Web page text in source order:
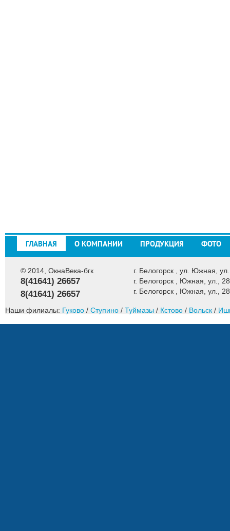
ГЛАВНАЯ О КОМПАНИИ ПРОДУКЦИЯ ФОТО
© 2014, ОкнаВека-бгк
8(41641) 26657
8(41641) 26657
г. Белогорск , ул. Южная,
г. Белогорск , Южная, ул., 28
г. Белогорск , Южная, ул., 28
Наши филиалы: Гуково / Ступино / Туймазы / Кстово / Вольск /